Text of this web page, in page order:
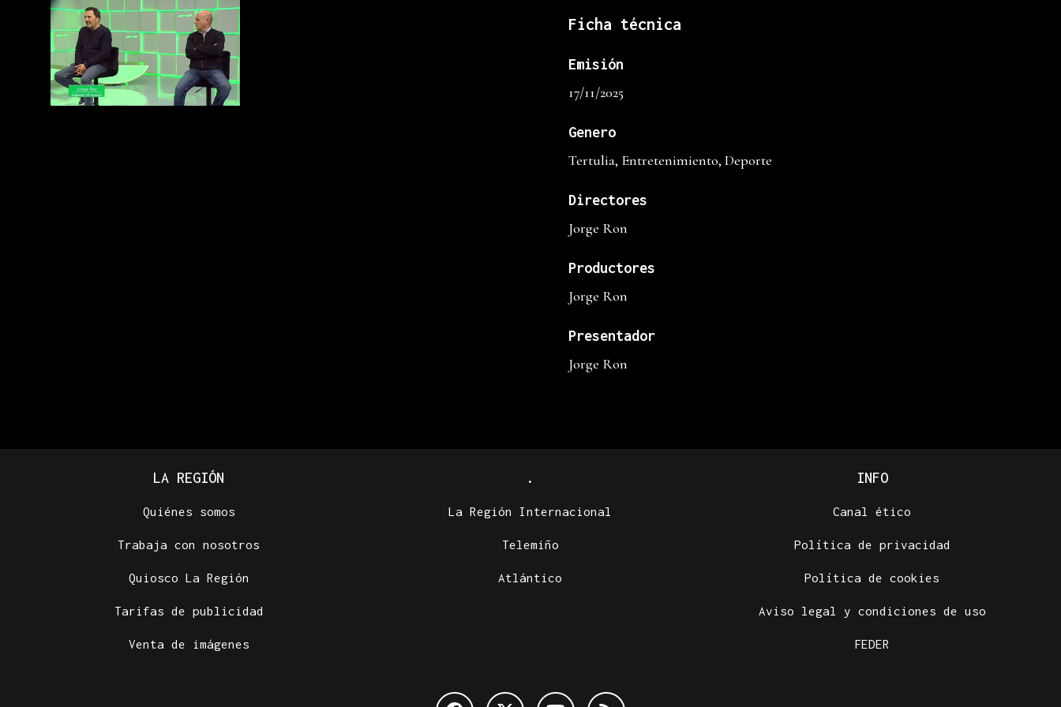
Ficha técnica
Emisión
17/11/2025
Genero
Tertulia, Entretenimiento, Deporte
Directores
Jorge Ron
Productores
Jorge Ron
Presentador
Jorge Ron
LA REGIÓN
Quiénes somos
Trabaja con nosotros
Quiosco La Región
Tarifas de publicidad
Venta de imágenes
.
La Región Internacional
Telemiño
Atlántico
INFO
Canal ético
Política de privacidad
Política de cookies
Aviso legal y condiciones de uso
FEDER